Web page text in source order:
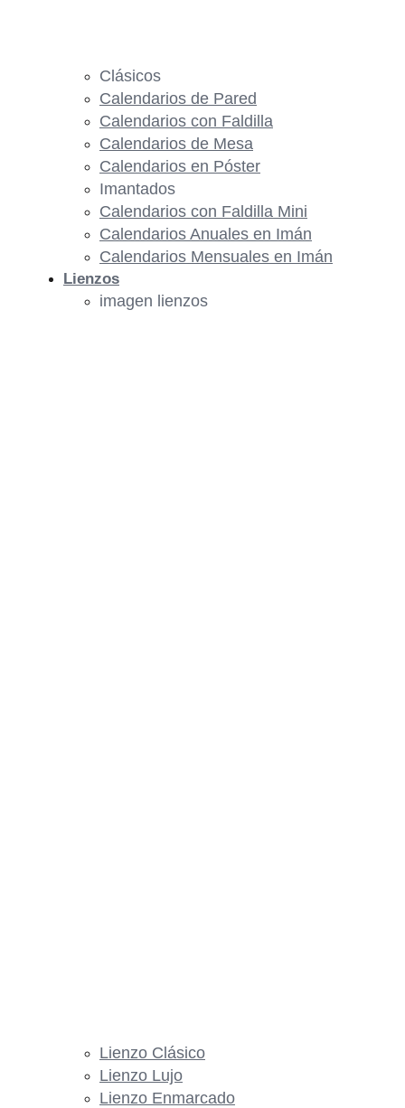
Clásicos
Calendarios de Pared
Calendarios con Faldilla
Calendarios de Mesa
Calendarios en Póster
Imantados
Calendarios con Faldilla Mini
Calendarios Anuales en Imán
Calendarios Mensuales en Imán
Lienzos
imagen lienzos
Lienzo Clásico
Lienzo Lujo
Lienzo Enmarcado